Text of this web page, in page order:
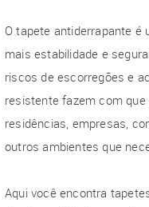
O tapete antiderrapante é
mais estabilidade e
riscos de escorregões e
resistente fazem com
residências, empresas,
outros ambientes que
Aqui você encontra